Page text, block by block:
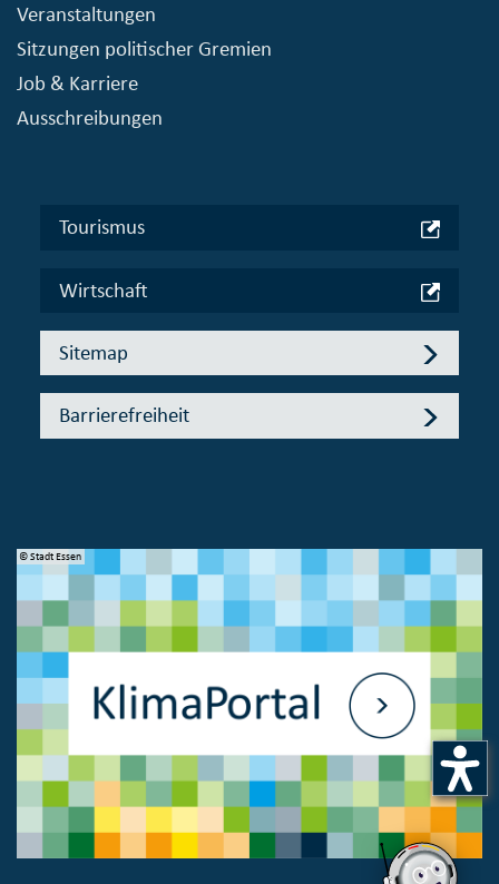
Veranstaltungen
Sitzungen politischer Gremien
Job & Karriere
Ausschreibungen
Tourismus
Wirtschaft
Sitemap
Barrierefreiheit
© Stadt Essen